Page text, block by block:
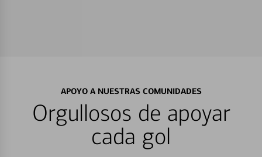
APOYO A NUESTRAS COMUNIDADES
Orgullosos de apoyar
cada gol